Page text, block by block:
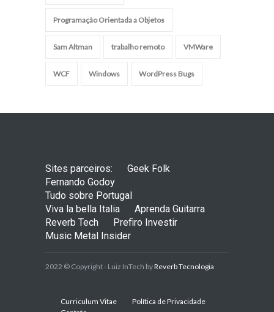
Programação Orientada a Objetos
Sam Altman trabalho remoto VMWare
WCF Windows WordPress Bugs
Sites parceiros:
Geek Folk
Fernando Godoy
Tudo sobre Portugal
Viva la bella Italia
Aprenda Guitarra
Reverb Tech
Prefiro Investir
Music Metal Insider
2022 © Copyright - Luiz InTech byReverb Tecnologia
Curriculum Vitae
Política de Privacidade